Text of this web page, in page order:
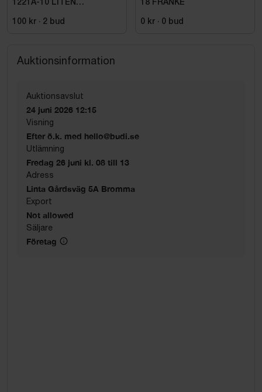
1221A-10 LITEN
100 kr · 2 bud
18 FRANKE
0 kr · 0 bud
Auktionsinformation
Auktionsavslut
24 juni 2026 12:15
Visning
Efter ö.k. med hello@budi.se
Utlämning
Fredag 26 juni kl. 08 till 13
Adress
Linta Gårdsväg 5A Bromma
Export
Not allowed
Säljare
Företag